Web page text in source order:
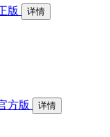
版 详情
方版 详情